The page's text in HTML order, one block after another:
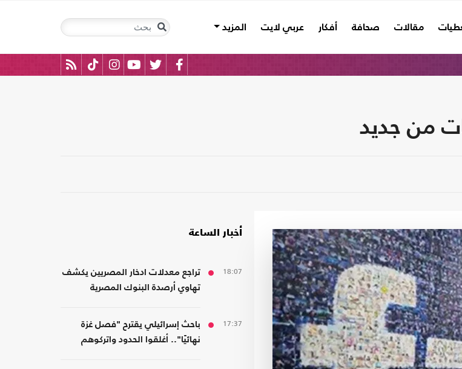
مقالات صحافة أفكار عربي لايت المزيد
من جديد
أخبار الساعة
18:07
تراجع معدلات ادخار المصريين يكشف
تهاوي أرصدة البنوك المصرية
17:37
باحث إسرائيلي يقترح "فصل غزة
نهائيًا".. أغلقوا الحدود واتركوهم